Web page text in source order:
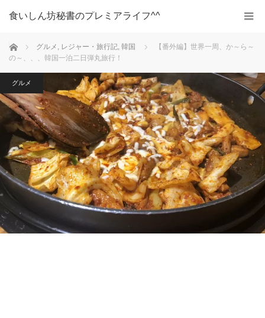
食いしん坊秘書のプレミアライフ^^
ホーム グルメ , レジャー・旅行記, 韓国
【番外編】世界一周、か～ら～
の～、、、韓国一泊二日弾丸旅行！
グルメ